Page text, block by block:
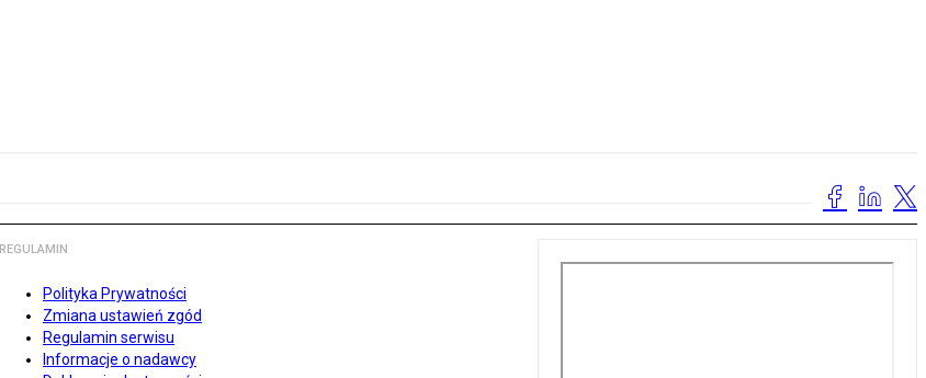
REGULAMIN
Polityka Prywatności
Zmiana ustawień zgód
Regulamin serwisu
Informacje o nadawcy